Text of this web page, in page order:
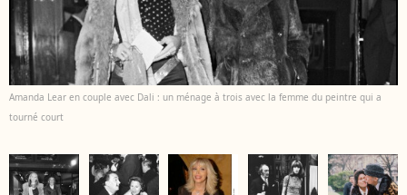
Amanda Lear en couple avec Dali : un ménage à trois avec la femme du peintre qui a
tourné court